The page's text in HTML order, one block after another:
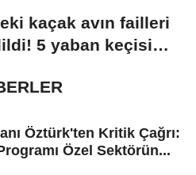
kaçak avın failleri
5 yaban keçisi
Öztürk'ten Kritik Çağrı:
Özel Sektörün...